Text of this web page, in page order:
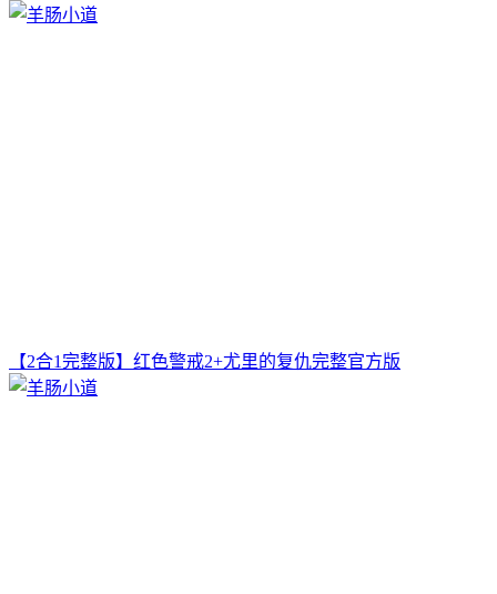
【2合1完整版】红色警戒2+尤里的复仇完整官方版